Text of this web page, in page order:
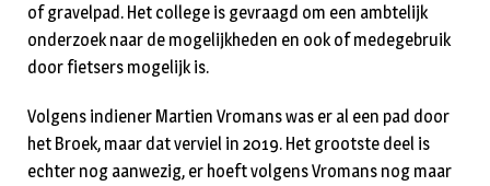
of gravelpad. Het college is gevraagd om een ambtelijk
onderzoek naar de mogelijkheden en ook of medegebruik
door fietsers mogelijk is.
Volgens indiener Martien Vromans was er al een pad door
het Broek, maar dat verviel in 2019. Het grootste deel is
echter nog aanwezig, er hoeft volgens Vromans nog maar